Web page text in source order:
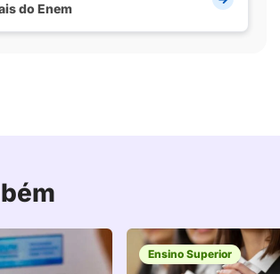
do Enem
Ensino Superior